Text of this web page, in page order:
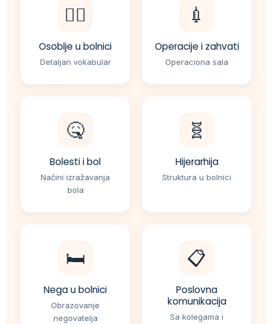
👩‍⚕️
Osoblje u bolnici
Detaljan vokabular
💉
Operacije i zahvati
Operaciona sala
🤒
Bolesti i bol
Načini izražavanja
bola
🧬
Hijerarhija
Struktura u bolnici
🛏️
Nega u bolnici
Obrazovanje
negovatelja
📋
Poslovna
komunikacija
Sa kolegama i